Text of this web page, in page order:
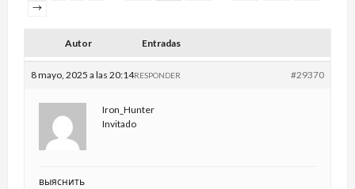
→
Autor Entradas
8 mayo, 2025 a las 20:14 #29370
RESPONDER
Iron_Hunter
Invitado
выяснить